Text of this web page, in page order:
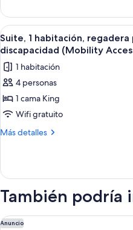
size
1
cama
King
size
Abrir
todas
las
fotos
de
Suite,
1
habitación,
personas
discapacidad
(Mobility
Accessible)
7
Suite, 1 habitación, regadera
discapacidad (Mobility
1 habitación
4 personas
1 cama King
Wifi gratuito
Más detalles
Más
1
regadera
personas
También podría
Anuncio
Ramada by Wyndham Lake